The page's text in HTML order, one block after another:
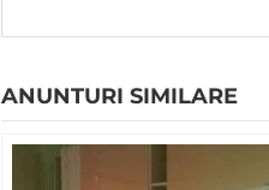
ANUNTURI SIMILARE